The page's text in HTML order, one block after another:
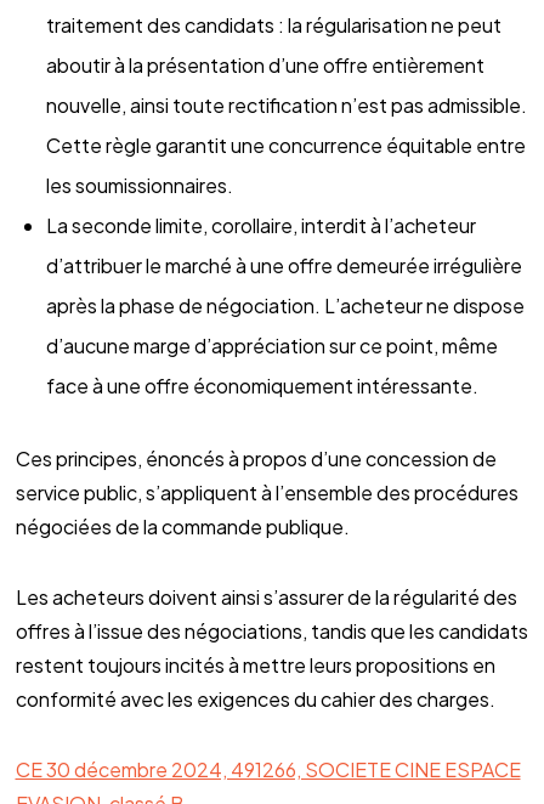
traitement des candidats : la régularisation ne peut
aboutir à la présentation d’une offre entièrement
nouvelle, ainsi toute rectification n’est pas admissible.
Cette règle garantit une concurrence équitable entre
les soumissionnaires.
La seconde limite, corollaire, interdit à l’acheteur
d’attribuer le marché à une offre demeurée irrégulière
après la phase de négociation. L’acheteur ne dispose
d’aucune marge d’appréciation sur ce point, même
face à une offre économiquement intéressante.
Ces principes, énoncés à propos d’une concession de
service public, s’appliquent à l’ensemble des procédures
négociées de la commande publique.
Les acheteurs doivent ainsi s’assurer de la régularité des
offres à l’issue des négociations, tandis que les candidats
restent toujours incités à mettre leurs propositions en
conformité avec les exigences du cahier des charges.
CE 30 décembre 2024, 491266, SOCIETE CINE ESPACE